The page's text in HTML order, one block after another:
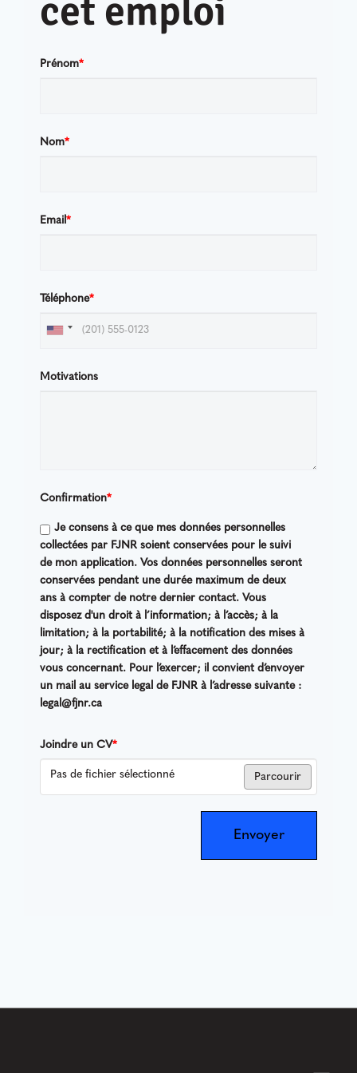
cet emploi
Prénom*
Nom*
Email *
Téléphone*
Motivations
Confirmation*
Je consens à ce que mes données personnelles
collectées par FJNR soient conservées pour le suivi
de mon application. Vos données personnelles seront
conservées pendant une durée maximum de deux
ans à compter de notre dernier contact. Vous
disposez d'un droit à l’information; à l’accès; à la
limitation; à la portabilité; à la notification des mises à
jour; à la rectification et à l’effacement des données
vous concernant. Pour l’exercer; il convient d’envoyer
un mail au service legal de FJNR à l’adresse suivante :
legal@fjnr.ca
Joindre un CV*
Pas de fichier sélectionné Parcourir
Envoyer